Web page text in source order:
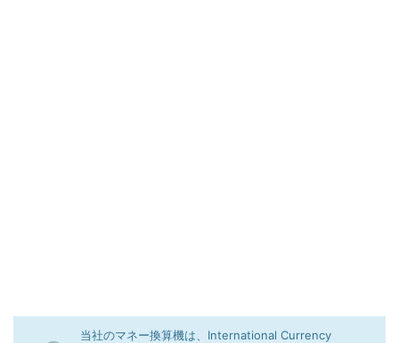
当社のマネー換算機は、International Currency